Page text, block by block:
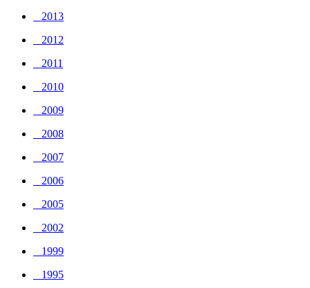
_ 2013
_ 2012
_ 2011
_ 2010
_ 2009
_ 2008
_ 2007
_ 2006
_ 2005
_ 2002
_ 1999
_ 1995